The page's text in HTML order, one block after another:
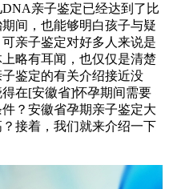
亲子鉴定已经达到了比
间，也能够明白孩子与疑
亲子鉴定对好多人来说是
略有耳闻，也仅仅是清楚
鉴定的有关介绍接近没
在[安徽省]怀孕期间需要
？安徽省孕期亲子鉴定大
接着，我们就来介绍一下